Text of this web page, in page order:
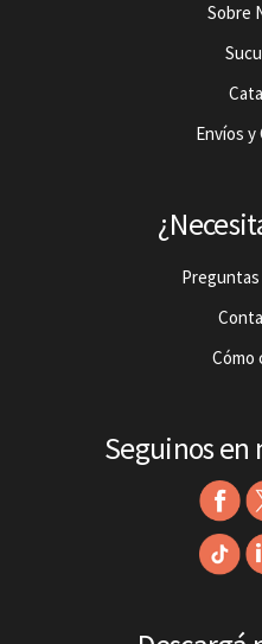
Sobre
Envíos
Cómo
Seguinos en